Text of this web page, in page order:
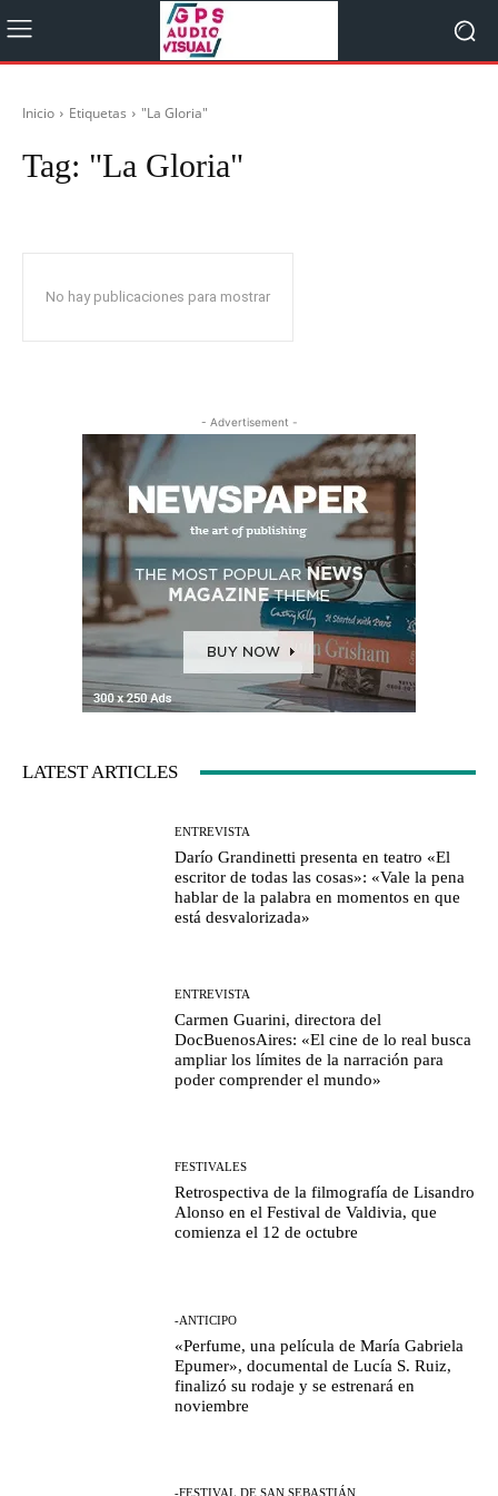
Inicio Etiquetas "La Gloria"
Tag: "La Gloria"
No hay publicaciones para mostrar
- Advertisement -
LATEST ARTICLES
ENTREVISTA
Darío Grandinetti presenta en teatro «El
escritor de todas las cosas»: «Vale la pena
hablar de la palabra en momentos en que
está desvalorizada»
ENTREVISTA
Carmen Guarini, directora del
DocBuenosAires: «El cine de lo real busca
ampliar los límites de la narración para
poder comprender el mundo»
FESTIVALES
Retrospectiva de la filmografía de Lisandro
Alonso en el Festival de Valdivia, que
comienza el 12 de octubre
-ANTICIPO
«Perfume, una película de María Gabriela
Epumer», documental de Lucía S. Ruiz,
finalizó su rodaje y se estrenará en
noviembre
-FESTIVAL DE SAN SEBASTIÁN